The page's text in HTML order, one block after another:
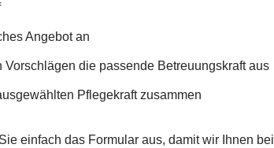
Angebot an
die passende Betreuungskraft aus
Pflegekraft zusammen
einfach das Formular aus, damit wir Ihnen bei